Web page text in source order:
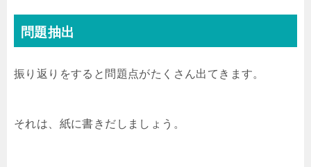
問題抽出
振り返りをすると問題点がたくさん出てきます。
それは、紙に書きだしましょう。